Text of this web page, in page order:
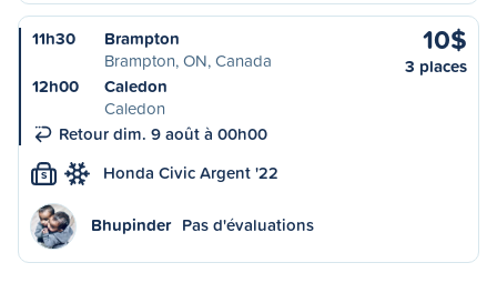
11h30
Brampton
Brampton, ON, Canada
12h00
Caledon
Caledon
Retour dim. 9 août à 00h00
10$
3 places
S Honda Civic Argent '22
Bhupinder Pas d'évaluations